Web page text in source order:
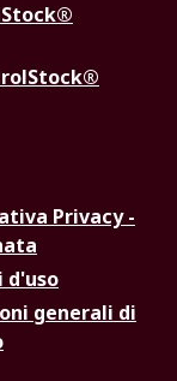
Privacy -
d'uso
generali di